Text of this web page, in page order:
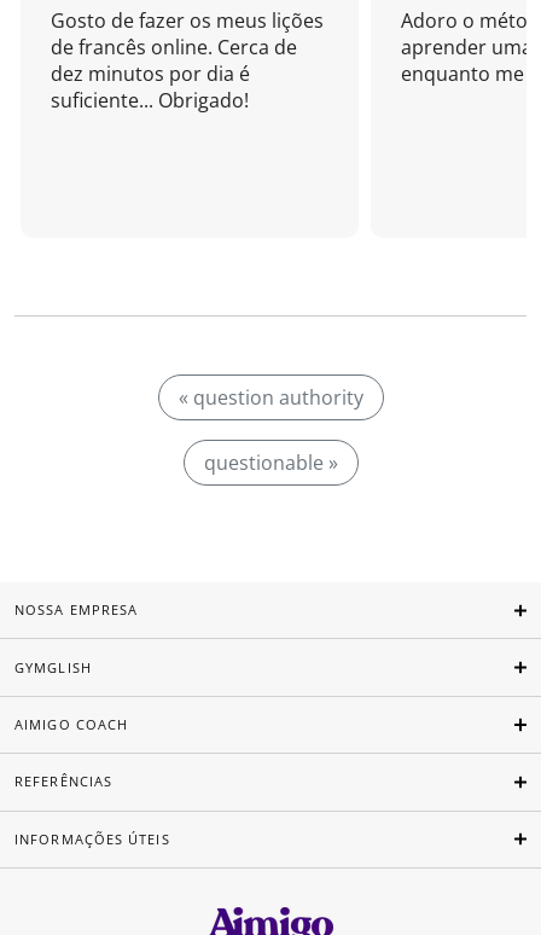
Gosto de fazer os meus lições
de francês online. Cerca de
dez minutos por dia é
suficiente... Obrigado!
Adoro o
aprender uma
enquanto me
« question authority
questionable »
NOSSA EMPRESA
GYMGLISH
AIMIGO COACH
REFERÊNCIAS
INFORMAÇÕES ÚTEIS